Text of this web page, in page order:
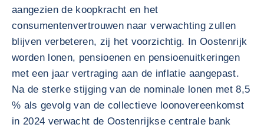
aangezien de koopkracht en het
consumentenvertrouwen naar verwachting zullen
blijven verbeteren, zij het voorzichtig. In Oostenrijk
worden lonen, pensioenen en pensioenuitkeringen
met een jaar vertraging aan de inflatie aangepast.
Na de sterke stijging van de nominale lonen met 8,5
% als gevolg van de collectieve loonovereenkomst
in 2024 verwacht de Oostenrijkse centrale bank